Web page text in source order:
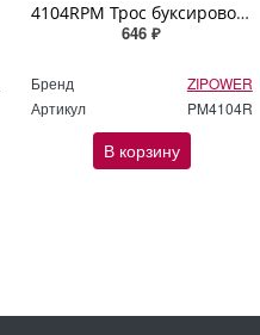
4104RPM Трос буксировочный 3500 кг 5 м 2 крюка ZIPOWER
646 ₽
Бренд
ZIPOWER
Артикул
PM4104R
В корзину